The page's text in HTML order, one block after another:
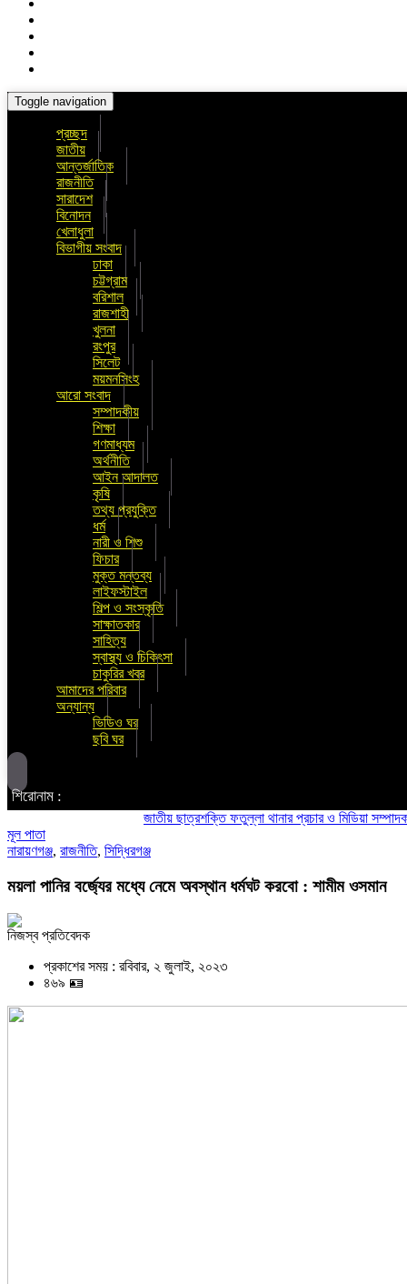
Toggle navigation
প্রচ্ছদ
জাতীয়
আন্তর্জাতিক
রাজনীতি
সারাদেশ
বিনোদন
খেলাধুলা
বিভাগীয় সংবাদ
ঢাকা
চট্টগ্রাম
বরিশাল
রাজশাহী
খুলনা
রংপুর
সিলেট
ময়মনসিংহ
আরো সংবাদ
সম্পাদকীয়
শিক্ষা
গণমাধ্যম
অর্থনীতি
আইন আদালত
কৃষি
তথ্য প্রযুক্তি
ধর্ম
নারী ও শিশু
ফিচার
মুক্ত মন্তব্য
লাইফস্টাইল
শিল্প ও সংস্কৃতি
সাক্ষাতকার
সাহিত্য
স্বাস্থ্য ও চিকিৎসা
চাকুরির খবর
আমাদের পরিবার
অন্যান্য
ভিডিও ঘর
ছবি ঘর
শিরোনাম :
জাতীয় ছাত্রশক্তি ফতুল্লা থানার প্রচার ও মিডিয়া সম্পাদক হলেন
মূল পাতা
নারায়ণগঞ্জ, রাজনীতি, সিদ্ধিরগঞ্জ
ময়লা পানির বর্জ্যের মধ্যে নেমে অবস্থান ধর্মঘট করবো : শামীম ওসমান
নিজস্ব প্রতিবেদক
প্রকাশের সময় : রবিবার, ২ জুলাই, ২০২৩
৪৬৯ 🪪